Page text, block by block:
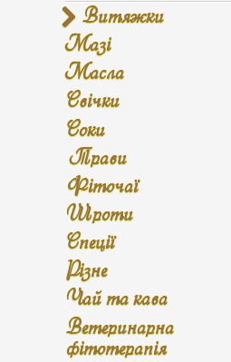
Витяжки
Мазі
Масла
Свічки
Соки
Трави
Фіточаї
Шроти
Спеції
Різне
Чай та кава
Ветеринарна
фітотерапія